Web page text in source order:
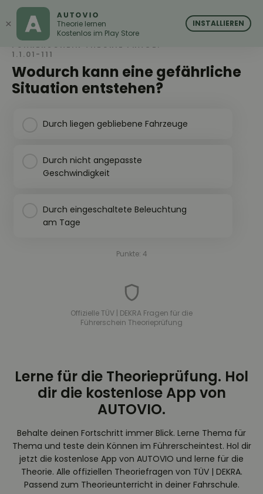
AUTOVIO
Wodurch kann eine gefährliche
Situation entstehen?
FÜHRERSCHEIN THEORIE FRAGE:
1.1.01-111
Durch liegen gebliebene Fahrzeuge
Durch nicht angepasste
Geschwindigkeit
Durch eingeschaltete Beleuchtung
am Tage
Punkte: 4
Offizielle TÜV | DEKRA Fragen für die
Führerschein Theorieprüfung
Lerne für die Theorieprüfung. Hol
dir die kostenlose App von
AUTOVIO.
Behalte deinen Fortschritt immer Blick. Lerne Thema für
Thema und teste dein Können im Führerscheintest. Hol dir
jetzt die kostenlose App von AUTOVIO und lerne für die
Theorie. Alle offiziellen Theoriefragen von TÜV | DEKRA.
Passend zum Theorieunterricht in deiner Fahrschule.
× AUTOVIO
Theorie lernen
Kostenlos im Play Store
INSTALLIEREN